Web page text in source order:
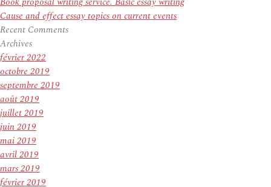
Cause and effect essay topics on current events
Recent Comments
Archives
février 2022
octobre 2019
septembre 2019
août 2019
juillet 2019
juin 2019
mai 2019
avril 2019
mars 2019
février 2019